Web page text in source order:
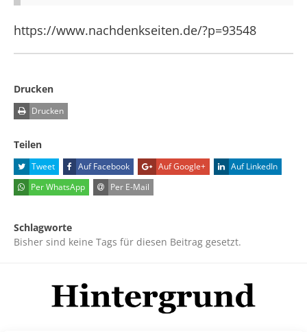
https://www.nachdenkseiten.de/?p=93548
Drucken
Drucken
Teilen
Tweet Auf Facebook Auf Google+
Auf LinkedIn
Per WhatsApp
Per E-Mail
Schlagworte
Bisher sind keine Tags für diesen Beitrag gesetzt.